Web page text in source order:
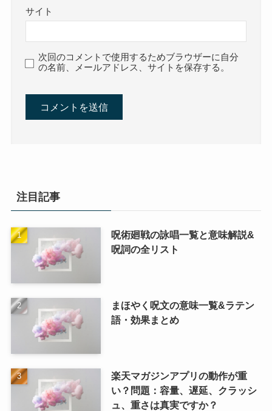
サイト
次回のコメントで使用するためブラウザーに自分
の名前、メールアドレス、サイトを保存する。
注目記事
呪術廻戦の詠唱一覧と意味解説&
呪詞の全リスト
まほやく呪文の意味一覧&ラテン
語・効果まとめ
楽天マガジンアプリの動作が重
い？問題：容量、遅延、クラッシ
ュ、重さは真実ですか？